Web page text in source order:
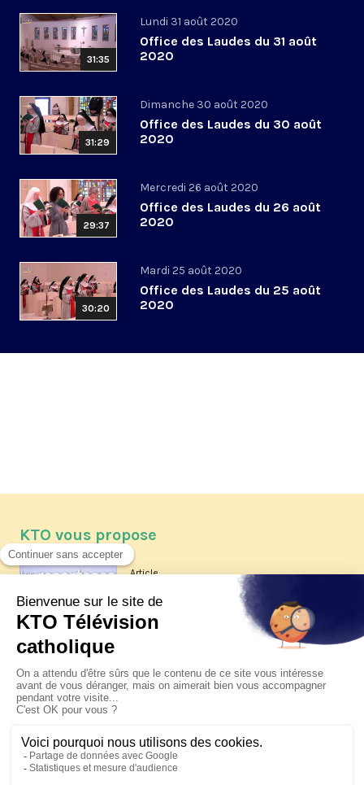
31:35
Lundi 31 août 2020
Office des Laudes du 31 août
2020
31:29
Dimanche 30 août 2020
Office des Laudes du 30 août
2020
29:37
Mercredi 26 août 2020
Office des Laudes du 26 août
2020
30:20
Mardi 25 août 2020
Office des Laudes du 25 août
2020
KTO vous propose
Article
Les reportages d'été 2026 de KTO
La visite pastorale du pape Léon
XIV à Assise à suivre sur KTO le
jeudi 6 août
Le pape en Uruguay, Argentine et
Pérou du 6 au 17 novembre 2026